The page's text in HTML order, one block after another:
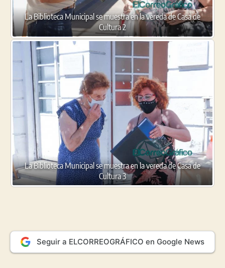
La Biblioteca Municipal se muestra en la vereda de Casa de
Cultura 2
La Biblioteca Municipal se muestra en la vereda de Casa de
Cultura 3
Seguir a ELCORREOGRÁFICO en Google News